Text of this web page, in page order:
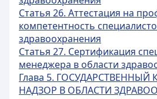
Статья 26. Аттестация на
компетентность
здравоохранения
Статья 27. Сертификация
менеджера в области
Глава 5. ГОСУДАРСТВЕННЫЙ
НАДЗОР В ОБЛАСТИ